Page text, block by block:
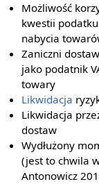
Możliwość
kwestii
nabycia
Zaniczni
jako podatnik
towary
Likwidacja
Likwidacja
dostaw
Wydłużony
(jest to chwila
Antonowicz